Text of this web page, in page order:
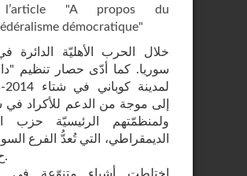
"A propos du
démocratique"
خلال الحرب الأهليّة الدائرة
سوريا. كما أدّى حصار تنظيم
إلى موجة من الدعم للأكراد في
ولمنظمّتهم الرئيسيّة حزب
الديمقراطي، التي تُعدُّ الفرع
ح.ع.ك.